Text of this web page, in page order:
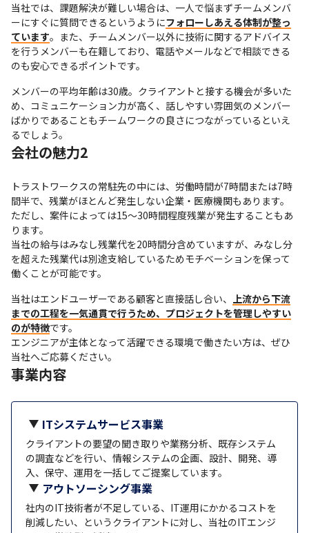
当社では、課題解決が難しい場合は、一人で悩まずチームメンバ
ーにすぐに質問できるというようにフォローしあえる体制が整っ
ています。また、チームメンバー以外に技術に関するアドバイス
を行うメンバーも在籍しており、電話やメールなどで相談できる
のも安心できるポイントです。
メンバーの平均年齢は30歳。クライアントと接する機会が多いた
め、コミュニケーション力が高く、話しやすい雰囲気のメンバー
ばかりであることもチームワークの良さにつながっているといえ
るでしょう。
会社の魅力2
トラストワークスの常駐先の中には、労働時間が7時間または7時
間半で、残業がほとんど発生しない企業・医療機関もあります。
ただし、案件によっては15～30時間程度残業が発生することもあ
ります。
当社の給与はみなし残業代を20時間分含めていますが、みなし分
を超えた残業代は別途支給しているためモチベーションを保って
働くことが可能です。
当社はエンドユーザーである顧客と直接話し合い、 上流から下流
までの工程を一気通貫で行うため、プロジェクトを管理しやすい
のが特徴です。
エンジニアが主体となって活躍できる環境で働きたい方は、ぜひ
当社へご応募ください。
事業内容
ITシステムサービス事業
クライアントの要望の聞き取りや業務分析、既存システム
の調査などを行い、情報システムの企画、設計、開発、導
入、保守、運用を一括してご提案しています。
アウトソーシング事業
社内のIT技術者が不足している、IT運用にかかるコストを
削減したい、というクライアントに対し、当社のITエンジ